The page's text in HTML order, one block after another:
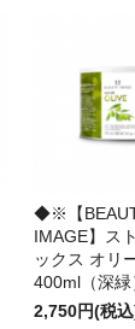
◆※【
IMAGE】ス
ックス オリ
400ml（深緑
2,750円(税